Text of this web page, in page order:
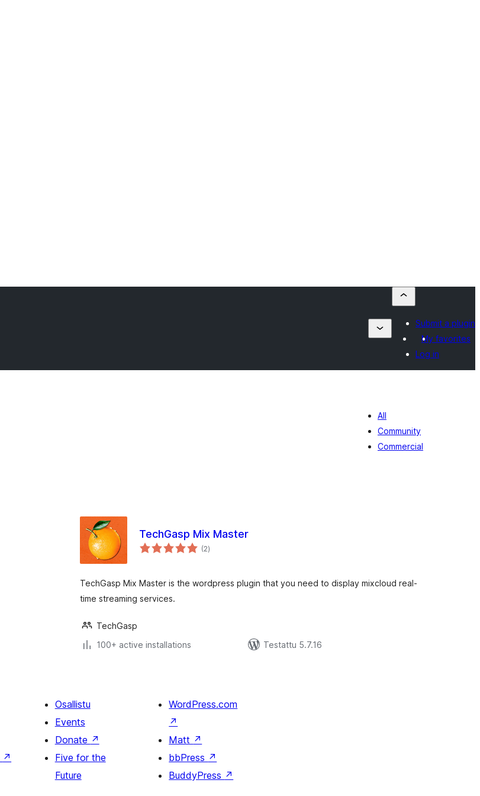
Submit a plugin
My favorites
Log in
All
Community
Commercial
TechGasp Mix Master
(2arvosanat
yhteensä
)
TechGasp Mix Master is the wordpress plugin that you need to display mixcloud real-
time streaming services.
TechGasp
100+ active installations
Testattu 5.7.16
↗
Osallistu
Events
Donate ↗
Five for the
Future
WordPress.com
↗
Matt ↗
bbPress ↗
BuddyPress ↗